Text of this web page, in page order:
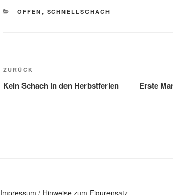
KATEGORIEN
OFFEN , SCHNELLSCHACH
Beitragsnavigation
Vorheriger
Beitrag
ZURÜCK
Kein Schach in den Herbstferien
Erste
Impressum / Hinweise zum Figurensatz